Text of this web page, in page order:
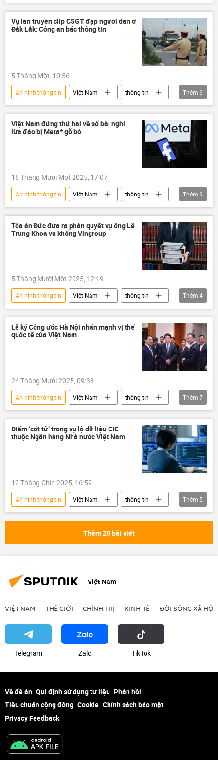
công nghệ
Bộ Khoa học và Công nghệ
Khoa học và công nghệ
an ninh
an ninh mạng
Vụ lan truyền clip CSGT đạp người dân ở
Đắk Lắk: Công an bác thông tin
5 Tháng Một, 10:56
An ninh thông tin Việt Nam
thông tin
mạng xã hội
an ninh mạng
tin tặc
Tin tức
công an
Bộ Công an Việt Nam
Thêm 6
Việt Nam đứng thứ hai về số bài nghi
lừa đảo bị Meta* gỡ bỏ
18 Tháng Mười Một 2025, 17:07
An ninh thông tin Việt Nam
thông tin
Meta
lừa đảo
Xã hội
an ninh mạng
an ninh
công nghệ
Khoa học và công nghệ
Facebook
Thêm 9
Tòa án Đức đưa ra phán quyết vụ ông Lê
Trung Khoa vu khống Vingroup
5 Tháng Mười Một 2025, 12:19
An ninh thông tin Việt Nam
thông tin
Vingroup
VinFast
Pháp luật
Đức
Thêm 4
Lễ ký Công ước Hà Nội nhấn mạnh vị thế
quốc tế của Việt Nam
24 Tháng Mười 2025, 09:38
An ninh thông tin Việt Nam
thông tin
Liên Hợp Quốc
Antonio Guterres
Lương Cường
Chính trị
an ninh
an ninh mạng
luật an ninh mạng
Thêm 7
Điểm ‘cốt tử’ trong vụ lộ dữ liệu CIC
thuộc Ngân hàng Nhà nước Việt Nam
12 Tháng Chín 2025, 16:59
An ninh thông tin Việt Nam
thông tin
Ngân hàng Nhà nước
hacker
an ninh mạng
cơ quan an ninh
Thêm 5
Thêm 20 bài viết
Việt Nam
VIỆT NAM THẾ GIỚI CHÍNH TRỊ KINH TẾ ĐỜI SỐNG XÃ HỘI
Telegram Zalo ТikТоk
Về đề án Qui định sử dụng tư liệu Phản hồi
Tiêu chuẩn cộng đồng Cookie Chính sách bảo mật
Privacy Feedback